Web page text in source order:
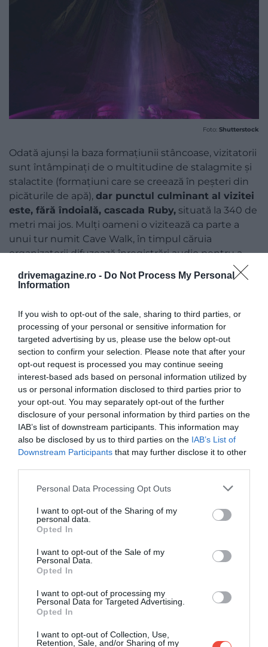
drivemagazine.ro - Do Not Process My Personal
Information
If you wish to opt-out of the sale, sharing to third parties, or
processing of your personal or sensitive information for
targeted advertising by us, please use the below opt-out
section to confirm your selection. Please note that after your
opt-out request is processed you may continue seeing
interest-based ads based on personal information utilized by
us or personal information disclosed to third parties prior to
your opt-out. You may separately opt-out of the further
disclosure of your personal information by third parties on the
IAB’s list of downstream participants. This information may
also be disclosed by us to third parties on the IAB’s List of
Downstream Participants that may further disclose it to other
Please note that this website/app uses one or more Google
not limited to your visit or usage behaviour. You may click to
grant or deny consent to Google and its third-party tags to
use your data for below specified purposes in below Google
consent section.
Personal Data Processing Opt Outs
I want to opt-out of the Sharing of my
personal data.
Opted In
I want to opt-out of the Sale of my
Personal Data.
Opted In
I want to opt-out of processing my
Personal Data for Targeted Advertising.
Opted In
I want to opt-out of Collection, Use,
Retention, Sale, and/or Sharing of my
Foto: Shutterstock
Odată ajunși la baza formațiunii stâncoase, vizitatorii
sunt întâmpinați de o multitudine de stalagmite și
stalactite (formațiuni care se creează în peșteri din
picăturile de apă), dar punctul culminant al vizitei
este, fără îndoială, cascada Ruby, situată la 340 de
metri mai jos. Mulți oameni o vizitează ca parte a
unui tur numit Cave Walk, în timpul căruia
organizatorii difuzează înregistrări audio pentru a
doresc să facă o plimbare mai lentă în jurul cascadei
Walking.